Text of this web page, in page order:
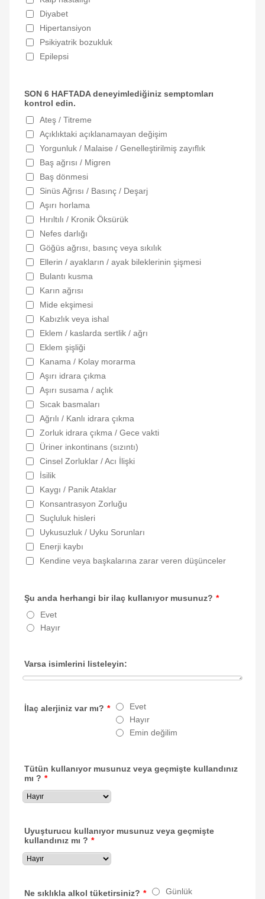
Diyabet
Hipertansiyon
Psikiyatrik bozukluk
Epilepsi
SON 6 HAFTADA deneyimlediğiniz semptomları
kontrol edin.
Ateş / Titreme
Açıklıktaki açıklanamayan değişim
Yorgunluk / Malaise / Genelleştirilmiş zayıflık
Baş ağrısı / Migren
Baş dönmesi
Sinüs Ağrısı / Basınç / Deşarj
Aşırı horlama
Hırıltılı / Kronik Öksürük
Nefes darlığı
Göğüs ağrısı, basınç veya sıkılık
Ellerin / ayakların / ayak bileklerinin şişmesi
Bulantı kusma
Karın ağrısı
Mide ekşimesi
Kabızlık veya ishal
Eklem / kaslarda sertlik / ağrı
Eklem şişliği
Kanama / Kolay morarma
Aşırı idrara çıkma
Aşırı susama / açlık
Sıcak basmaları
Ağrılı / Kanlı idrara çıkma
Zorluk idrara çıkma / Gece vakti
Üriner inkontinans (sızıntı)
Cinsel Zorluklar / Acı İlişki
İsilik
Kaygı / Panik Ataklar
Konsantrasyon Zorluğu
Suçluluk hisleri
Uykusuzluk / Uyku Sorunları
Enerji kaybı
Kendine veya başkalarına zarar veren düşünceler
Şu anda herhangi bir ilaç kullanıyor musunuz? *
Evet
Hayır
Varsa isimlerini listeleyin:
İlaç alerjiniz var mı? *
Evet
Hayır
Emin değilim
Tütün kullanıyor musunuz veya geçmişte kullandınız
mı ? *
Uyuşturucu kullanıyor musunuz veya geçmişte
kullandınız mı ? *
Ne sıklıkla alkol tüketirsiniz? *
Günlük